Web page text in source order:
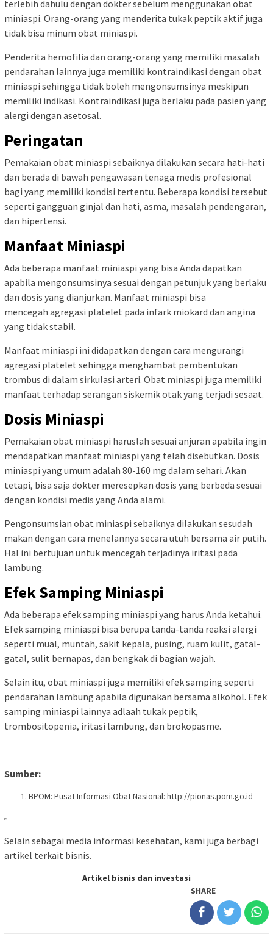
terlebih dahulu dengan dokter sebelum menggunakan obat
miniaspi. Orang-orang yang menderita tukak peptik aktif juga
tidak bisa minum obat miniaspi.
Penderita hemofilia dan orang-orang yang memiliki masalah
pendarahan lainnya juga memiliki kontraindikasi dengan obat
miniaspi sehingga tidak boleh mengonsumsinya meskipun
memiliki indikasi. Kontraindikasi juga berlaku pada pasien yang
alergi dengan asetosal.
Peringatan
Pemakaian obat miniaspi sebaiknya dilakukan secara hati-hati
dan berada di bawah pengawasan tenaga medis profesional
bagi yang memiliki kondisi tertentu. Beberapa kondisi tersebut
seperti gangguan ginjal dan hati, asma, masalah pendengaran,
dan hipertensi.
Manfaat Miniaspi
Ada beberapa manfaat miniaspi yang bisa Anda dapatkan
apabila mengonsumsinya sesuai dengan petunjuk yang berlaku
dan dosis yang dianjurkan. Manfaat miniaspi bisa
mencegah agregasi platelet pada infark miokard dan angina
yang tidak stabil.
Manfaat miniaspi ini didapatkan dengan cara mengurangi
agregasi platelet sehingga menghambat pembentukan
trombus di dalam sirkulasi arteri. Obat miniaspi juga memiliki
manfaat terhadap serangan siskemik otak yang terjadi sesaat.
Dosis Miniaspi
Pemakaian obat miniaspi haruslah sesuai anjuran apabila ingin
mendapatkan manfaat miniaspi yang telah disebutkan. Dosis
miniaspi yang umum adalah 80-160 mg dalam sehari. Akan
tetapi, bisa saja dokter meresepkan dosis yang berbeda sesuai
dengan kondisi medis yang Anda alami.
Pengonsumsian obat miniaspi sebaiknya dilakukan sesudah
makan dengan cara menelannya secara utuh bersama air putih.
Hal ini bertujuan untuk mencegah terjadinya iritasi pada
lambung.
Efek Samping Miniaspi
Ada beberapa efek samping miniaspi yang harus Anda ketahui.
Efek samping miniaspi bisa berupa tanda-tanda reaksi alergi
seperti mual, muntah, sakit kepala, pusing, ruam kulit, gatal-
gatal, sulit bernapas, dan bengkak di bagian wajah.
Selain itu, obat miniaspi juga memiliki efek samping seperti
pendarahan lambung apabila digunakan bersama alkohol. Efek
samping miniaspi lainnya adlaah tukak peptik,
trombositopenia, iritasi lambung, dan brokopasme.
Sumber:
BPOM: Pusat Informasi Obat Nasional: http://pionas.pom.go.id
Selain sebagai media informasi kesehatan, kami juga berbagi
artikel terkait bisnis.
Artikel bisnis dan investasi
SHARE